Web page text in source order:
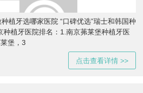
植牙选哪家医院 “口碑优选”瑞士和韩国种
种植牙医院排名：1.南京茀莱堡种植牙医
堡，3
点击查看详情 >>